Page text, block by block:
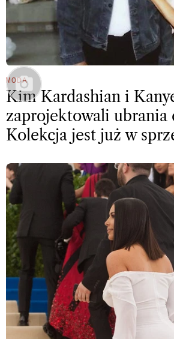
MODA
Kim Kardashian i
zaprojektowali ubrania
Kolekcja jest już w